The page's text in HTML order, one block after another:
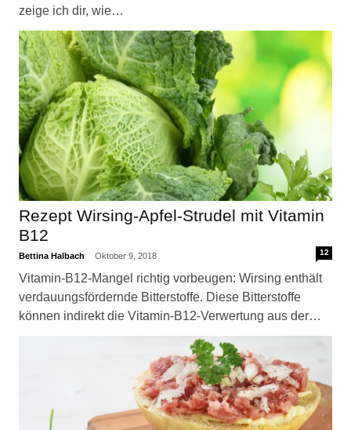
zeige ich dir, wie…
Rezept Wirsing-Apfel-Strudel mit Vitamin
B12
Bettina Halbach Oktober 9, 2018 12
Vitamin-B12-Mangel richtig vorbeugen: Wirsing enthält
verdauungsfördernde Bitterstoffe. Diese Bitterstoffe
können indirekt die Vitamin-B12-Verwertung aus der…